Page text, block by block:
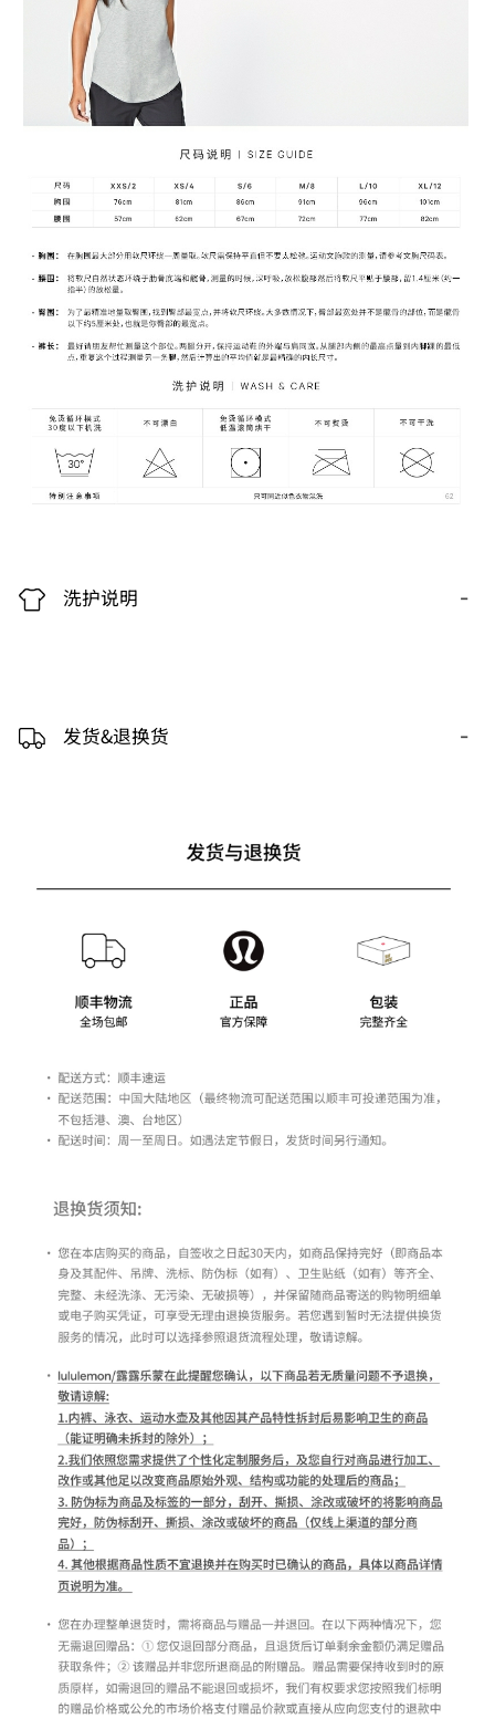
洗护说明 -
发货&退换货 -